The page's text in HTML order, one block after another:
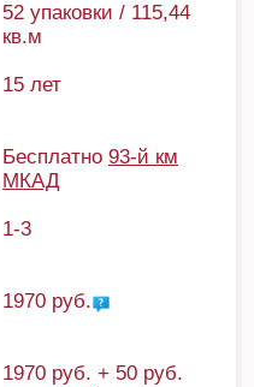
52 упаковки / 115,44
кв.м
15 лет
Бесплатно 93-й км
МКАД
1-3
1970 руб.
1970 руб. + 50 руб.